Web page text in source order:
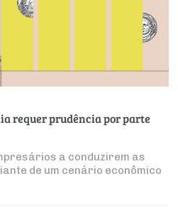
requer prudência por parte
a conduzirem as
de um cenário econômico